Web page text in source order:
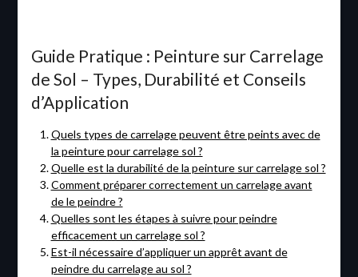
Guide Pratique : Peinture sur Carrelage
de Sol – Types, Durabilité et Conseils
d’Application
Quels types de carrelage peuvent être peints avec de
la peinture pour carrelage sol ?
Quelle est la durabilité de la peinture sur carrelage sol ?
Comment préparer correctement un carrelage avant
de le peindre ?
Quelles sont les étapes à suivre pour peindre
efficacement un carrelage sol ?
Est-il nécessaire d’appliquer un apprêt avant de
peindre du carrelage au sol ?